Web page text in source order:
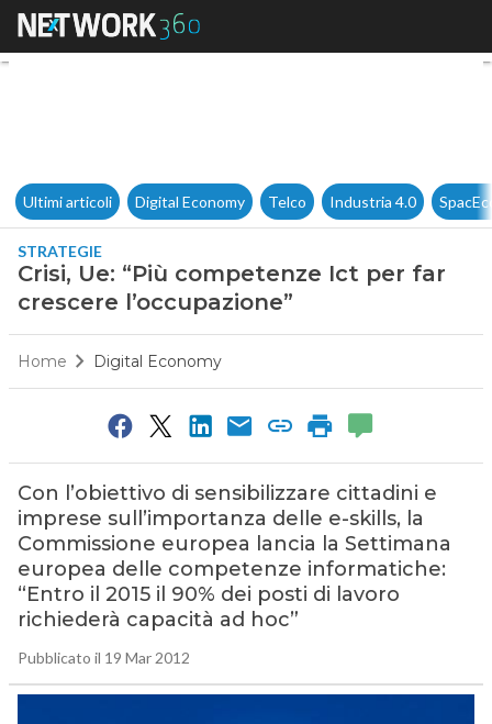
Crisi, Ue: “Più competenze
Ultimi articoli Digital Economy Telco Industria 4.0
STRATEGIE
Crisi, Ue: “Più competenze Ict per far
crescere l’occupazione”
Home Digital Economy
Con l’obiettivo di sensibilizzare cittadini e
imprese sull’importanza delle e-skills, la
Commissione europea lancia la Settimana
europea delle competenze informatiche:
“Entro il 2015 il 90% dei posti di lavoro
richiederà capacità ad hoc”
Pubblicato il 19 Mar 2012